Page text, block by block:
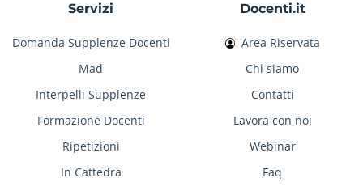
Servizi
Domanda Supplenze Docenti
Mad
Interpelli Supplenze
Formazione Docenti
Ripetizioni
In Cattedra
Docenti.it
Area Riservata
Chi siamo
Contatti
Lavora con noi
Webinar
Faq